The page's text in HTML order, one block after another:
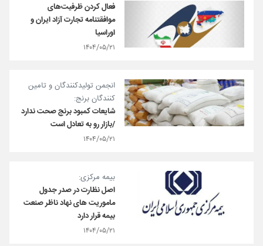
فعال کردن ظرفیت‌های
موافقتنامه تجارت آزاد ایران و
اوراسیا
۱۴۰۴/۰۵/۲۱
انجمن تولیدکنندگان و تامین
کنندگان برنج:
شایعات کمبود برنج صحت ندارد
/بازار رو به تعادل است
۱۴۰۴/۰۵/۲۱
بیمه مرکزی:
اصل نظارت در صدر جدول
ماموریت های نهاد ناظر صنعت
بیمه قرار دارد
۱۴۰۴/۰۵/۲۱